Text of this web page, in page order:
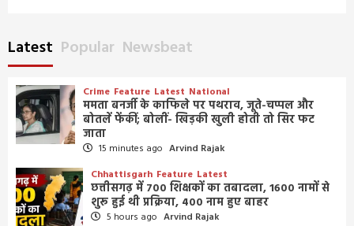
Latest Popular Newsbeat
Crime Feature Latest National
ममता बनर्जी के काफिले पर पथराव, जूते-चप्पल और
बोतलें फेंकीं; बोलीं- खिड़की खुली होती तो सिर फट
जाता
15 minutes ago Arvind Rajak
Chhattisgarh Feature Latest
छत्तीसगढ़ में 700 शिक्षकों का तबादला, 1600 नामों से
शुरू हुई थी प्रक्रिया, 400 नाम हुए बाहर
5 hours ago Arvind Rajak